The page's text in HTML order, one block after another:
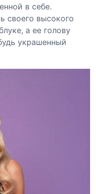
в себе.
своего высокого
а ее голову
украшенный